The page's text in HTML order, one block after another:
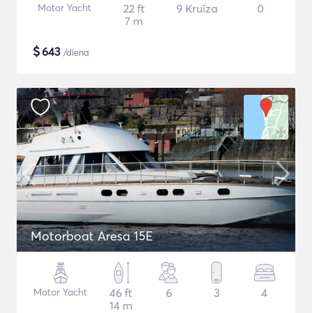
Motor Yacht
22 ft
7 m
9 Kruīza 0
$643 /diena
Motorboat Aresa 15E
Motor Yacht
46 ft
14 m
6 3 4